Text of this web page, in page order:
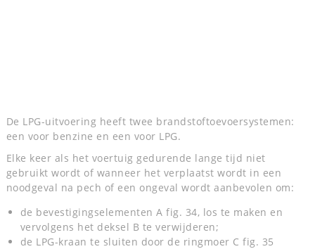
De LPG-uitvoering heeft twee brandstoftoevoersystemen:
een voor benzine en een voor LPG.
Elke keer als het voertuig gedurende lange tijd niet
gebruikt wordt of wanneer het verplaatst wordt in een
noodgeval na pech of een ongeval wordt aanbevolen om:
de bevestigingselementen A fig. 34, los te maken en
vervolgens het deksel B te verwijderen;
de LPG-kraan te sluiten door de ringmoer C fig. 35